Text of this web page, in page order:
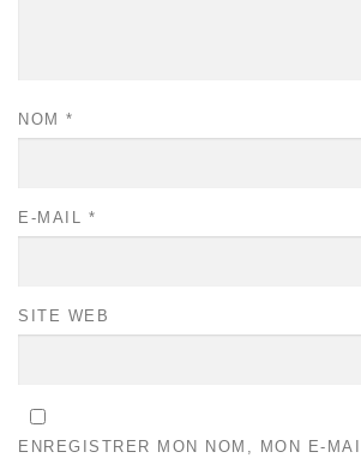
NOM *
E-MAIL *
SITE WEB
ENREGISTRER MON NOM, MON E-